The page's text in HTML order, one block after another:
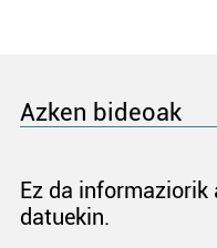
Azken bideoak
Ez da
datuekin.